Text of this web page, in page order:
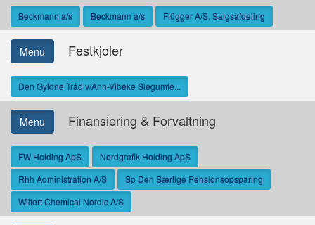
Beckmann a/s Beckmann a/s Flügger A/S, Salgsafdeling
Menu Festkjoler
Den Gyldne Tråd v/Ann-Vibeke Siegumfe...
Menu Finansiering & Forvaltning
FW Holding ApS
Nordgrafik Holding ApS
Rhh Administration A/S
Sp Den Særlige Pensionsopsparing
Wilfert Chemical Nordic A/S